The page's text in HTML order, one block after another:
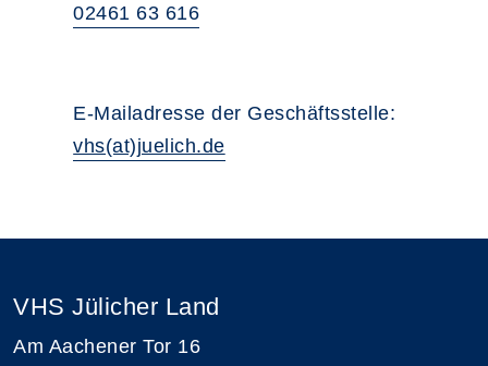
02461 63 616
E-Mailadresse der Geschäftsstelle:
vhs(at)juelich.de
VHS Jülicher Land
Am Aachener Tor 16